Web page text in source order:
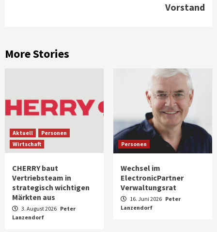
Vorstand
More Stories
Aktuell
Personen
Wirtschaft
CHERRY baut
Vertriebsteam in
strategisch wichtigen
Märkten aus
3. August 2026 Peter
Lanzendorf
Personen
Wechsel im
ElectronicPartner
Verwaltungsrat
16. Juni 2026 Peter
Lanzendorf